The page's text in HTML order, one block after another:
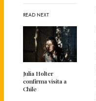
READ NEXT
Julia Holter
confirma visita a
Chile